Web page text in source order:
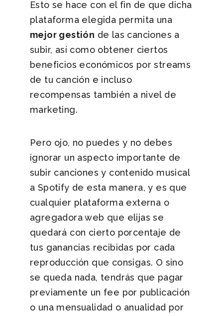
Esto se hace con el fin de que dicha
plataforma elegida permita una
mejor gestión de las canciones a
subir, así como obtener ciertos
beneficios económicos por streams
de tu canción e incluso
recompensas también a nivel de
marketing.
Pero ojo, no puedes y no debes
ignorar un aspecto importante de
subir canciones y contenido musical
a Spotify de esta manera, y es que
cualquier plataforma externa o
agregadora web que elijas se
quedará con cierto porcentaje de
tus ganancias recibidas por cada
reproducción que consigas. O sino
se queda nada, tendrás que pagar
previamente un fee por publicación
o una mensualidad o anualidad por